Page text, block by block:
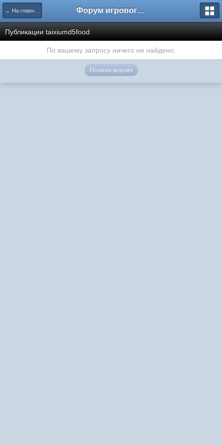
← На главную Форум игрового проекта Riverrise
Публикации taixiumd5food
По вашему запросу ничего не найдено.
Полная версия